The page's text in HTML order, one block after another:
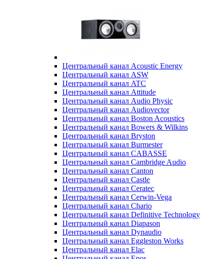
Центральный канал Acoustic Energy
Центральный канал ASW
Центральный канал ATC
Центральный канал Attitude
Центральный канал Audio Physic
Центральный канал Audiovector
Центральный канал Boston Acoustics
Центральный канал Bowers & Wilkins
Центральный канал Bryston
Центральный канал Burmester
Центральный канал CABASSE
Центральный канал Cambridge Audio
Центральный канал Canton
Центральный канал Castle
Центральный канал Ceratec
Центральный канал Cerwin-Vega
Центральный канал Chario
Центральный канал Definitive Technology
Центральный канал Diapason
Центральный канал Dynaudio
Центральный канал Eggleston Works
Центральный канал Elac